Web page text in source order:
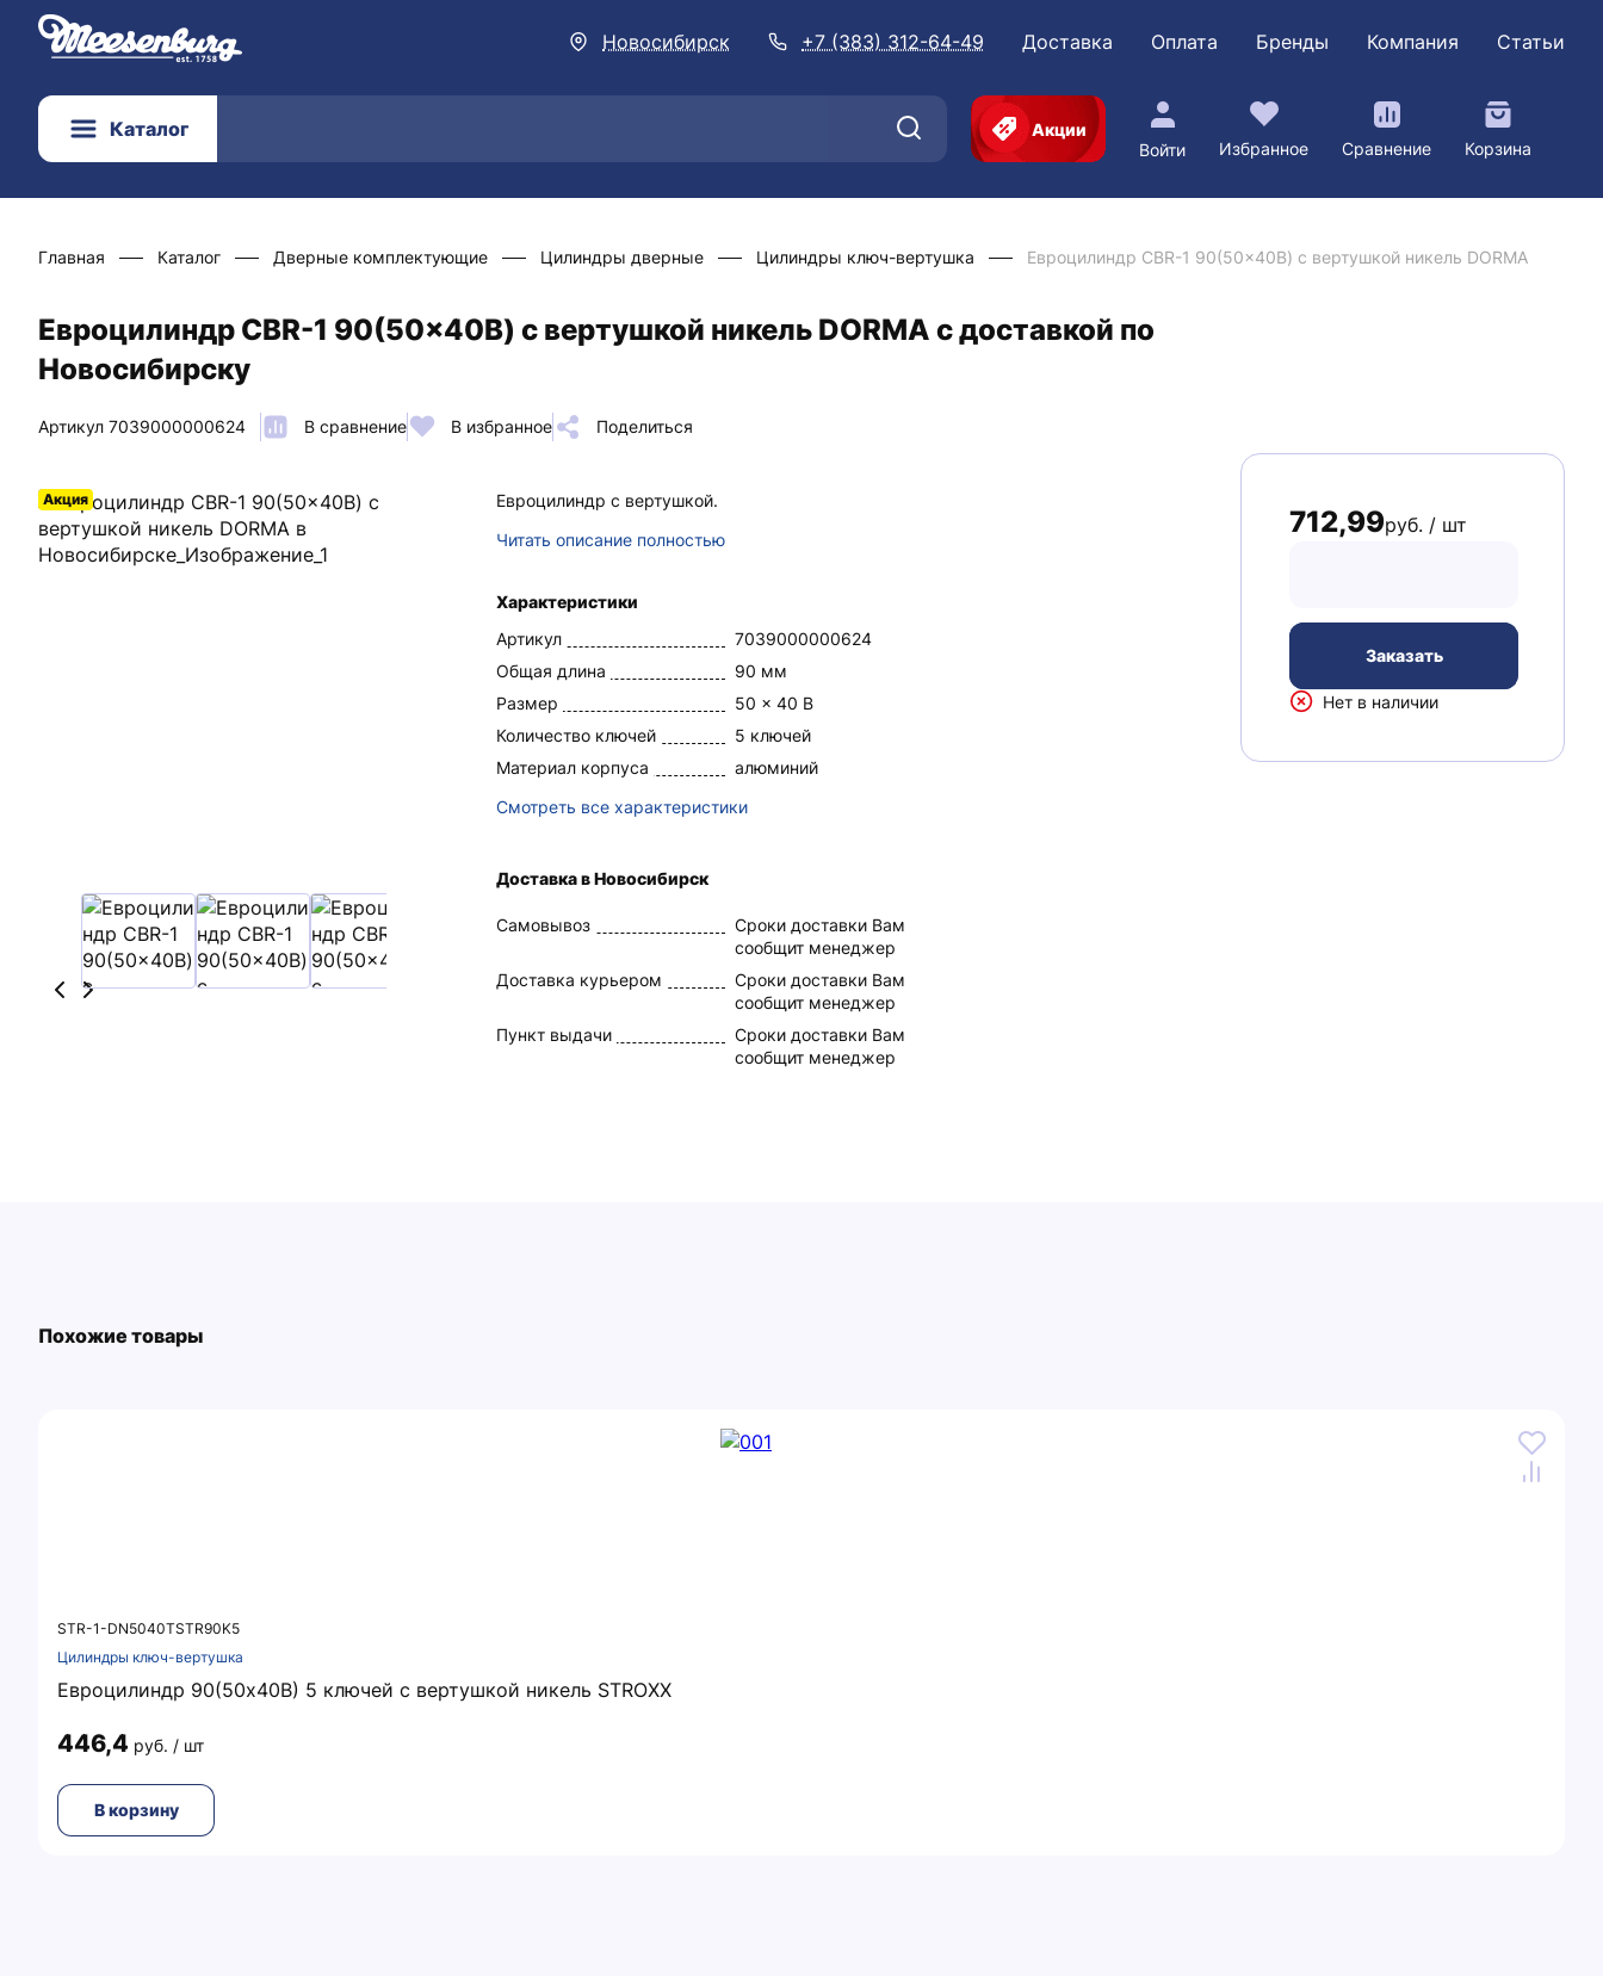
Новосибирск +7 (383) 312-64-49 Доставка Оплата Бренды Компания Статьи
Каталог
Акции
Войти
Избранное Сравнение Корзина
Главная Каталог Дверные комплектующие Цилиндры дверные Цилиндры ключ-вертушка Евроцилиндр CBR-1 90(50x40В) с вертушкой никель DORMA
Евроцилиндр CBR-1 90(50x40В) с вертушкой никель DORMA с доставкой по
Новосибирску
Артикул 7039000000624 В сравнение В избранное Поделиться
Акция
Евроцилиндр с вертушкой.
Читать описание полностью
Характеристики
Артикул
7039000000624
Общая длина
90 мм
Размер
50 x 40 В
Количество ключей
5 ключей
Материал корпуса
алюминий
Смотреть все характеристики
Доставка в Новосибирск
Самовывоз
Сроки доставки Вам
сообщит менеджер
Доставка курьером
Сроки доставки Вам
сообщит менеджер
Пункт выдачи
Сроки доставки Вам
сообщит менеджер
712,99руб. / шт
Заказать
Нет в наличии
Похожие товары
STR-1-DN5040TSTR90K5
Цилиндры ключ-вертушка
Евроцилиндр 90(50x40В) 5 ключей с вертушкой никель STROXX
446,4 руб. / шт
В корзину